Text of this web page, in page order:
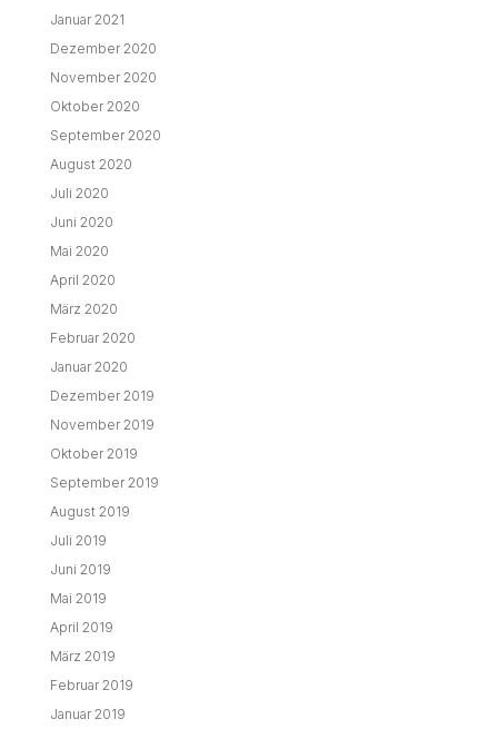
Januar 2021
Dezember 2020
November 2020
Oktober 2020
September 2020
August 2020
Juli 2020
Juni 2020
Mai 2020
April 2020
März 2020
Februar 2020
Januar 2020
Dezember 2019
November 2019
Oktober 2019
September 2019
August 2019
Juli 2019
Juni 2019
Mai 2019
April 2019
März 2019
Februar 2019
Januar 2019